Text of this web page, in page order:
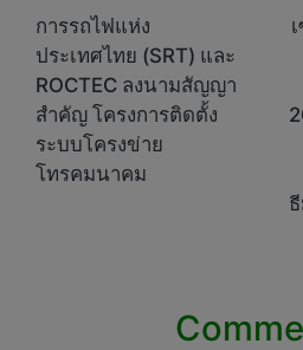
navigation
การรถไฟแห่ง
ประเทศไทย (SRT) และ
ROCTEC ลงนามสัญญา
สำคัญ โครงการติดตั้ง
ระบบโครงข่าย
โทรคมนาคม